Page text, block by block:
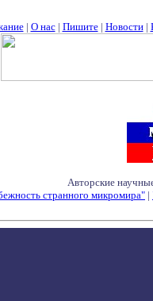
| О нас| Пишите| Новости|
Авторские
странного микромира" |